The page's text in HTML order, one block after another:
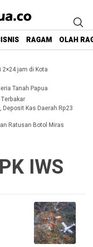
RAGAM OLAH
jam di Kota
Tanah Papua
Kas Daerah Rp23
Ratusan Botol Miras
IWS